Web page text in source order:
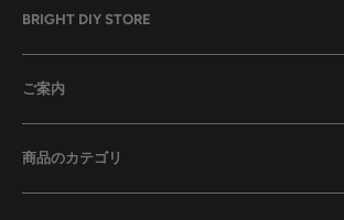
BRIGHT DIY STORE
全ての商品
セール中の商品
予約販売商品
ドライバーセット
工具セット
ご案内
検索
お問い合わせ
特定商取引法に基づく表記
商品のカテゴリ
ドライバーセット